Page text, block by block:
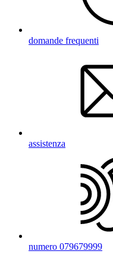
domande frequenti
assistenza
numero 079679999